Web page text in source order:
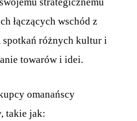
łączących wschód z
spotkań różnych kultur i
towarów i idei.
omanańscy
takie jak: